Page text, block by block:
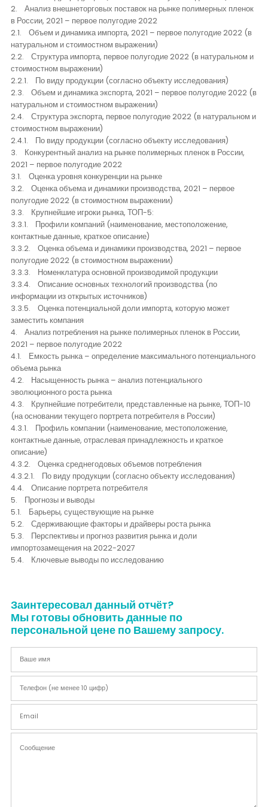
2. Анализ внешнеторговых поставок на рынке полимерных пленок
в России, 2021 – первое полугодие 2022
2.1. Объем и динамика импорта, 2021 – первое полугодие 2022 (в
натуральном и стоимостном выражении)
2.2. Структура импорта, первое полугодие 2022 (в натуральном и
стоимостном выражении)
2.2.1. По виду продукции (согласно объекту исследования)
2.3. Объем и динамика экспорта, 2021 – первое полугодие 2022 (в
натуральном и стоимостном выражении)
2.4. Структура экспорта, первое полугодие 2022 (в натуральном и
стоимостном выражении)
2.4.1. По виду продукции (согласно объекту исследования)
3. Конкурентный анализ на рынке полимерных пленок в России,
2021 – первое полугодие 2022
3.1. Оценка уровня конкуренции на рынке
3.2. Оценка объема и динамики производства, 2021 – первое
полугодие 2022 (в стоимостном выражении)
3.3. Крупнейшие игроки рынка, ТОП-5:
3.3.1. Профили компаний (наименование, местоположение,
контактные данные, краткое описание)
3.3.2. Оценка объема и динамики производства, 2021 – первое
полугодие 2022 (в стоимостном выражении)
3.3.3. Номенклатура основной производимой продукции
3.3.4. Описание основных технологий производства (по
информации из открытых источников)
3.3.5. Оценка потенциальной доли импорта, которую может
заместить компания
4. Анализ потребления на рынке полимерных пленок в России,
2021 – первое полугодие 2022
4.1. Емкость рынка – определение максимального потенциального
объема рынка
4.2. Насыщенность рынка – анализ потенциального
эволюционного роста рынка
4.3. Крупнейшие потребители, представленные на рынке, ТОП-10
(на основании текущего портрета потребителя в России)
4.3.1. Профиль компании (наименование, местоположение,
контактные данные, отраслевая принадлежность и краткое
описание)
4.3.2. Оценка среднегодовых объемов потребления
4.3.2.1. По виду продукции (согласно объекту исследования)
4.4. Описание портрета потребителя
5. Прогнозы и выводы
5.1. Барьеры, существующие на рынке
5.2. Сдерживающие факторы и драйверы роста рынка
5.3. Перспективы и прогноз развития рынка и доли
импортозамещения на 2022-2027
5.4. Ключевые выводы по исследованию
Заинтересовал данный отчёт?
Мы готовы обновить данные по
персональной цене по Вашему запросу.